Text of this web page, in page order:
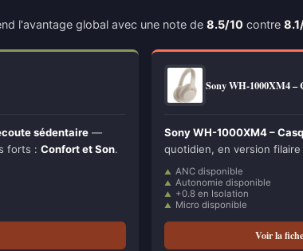
l'avantage global avec une note de 8.5/10 contre
sédentaire —
forts : Confort et Son.
Sony WH-1000XM4
Sony WH-1000XM4 –
quotidien, en version
ANC disponible
Autonomie disponible
+0.8 en Isolation
Micro disponible
Voir la